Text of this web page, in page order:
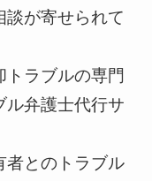
談が寄せられて
ラブルの専門
ル弁護士代行サ
者とのトラブル